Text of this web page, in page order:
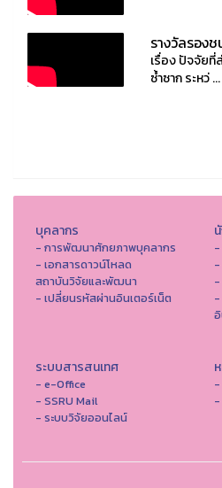
รางวัลรองช
เรื่อง ปัจจัย
ซ้ำซาก ระหว่ ...
บุคลากร
- การพัฒนาศักยภาพบุคลากร
- เอกสารดาวน์โหลด
สถาบันวิจัยและพัฒนา
- เปลี่ยนรหัสผ่านอินเตอร์เน็ต
-
-
-
-
ระบบสารสนเทศ
- e-Office
- SSRU Mail
- ระบบวิจัยออนไลน์
-
-